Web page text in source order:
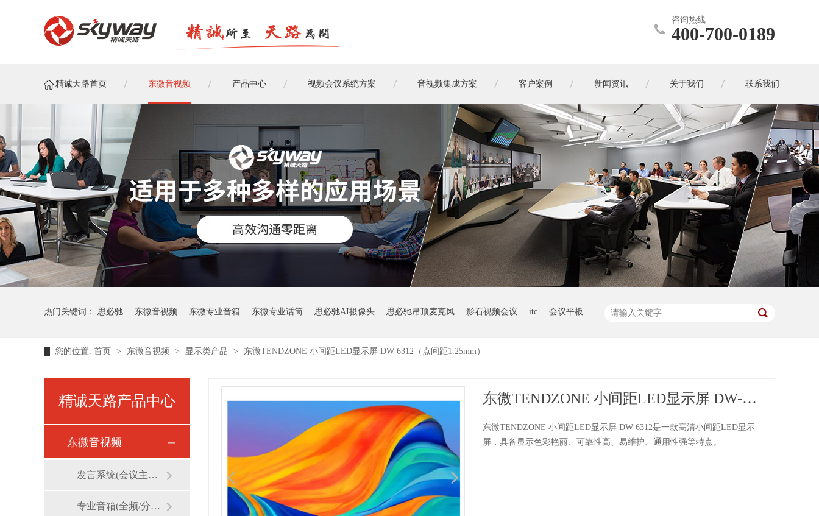
咨询热线
400-700-0189
精诚天路首页 东微音视频 产品中心 视频会议系统方案 音视频集成方案 客户案例 新闻资讯 关于我们 联系我们
热门关键词： 思必驰 东微音视频 东微专业音箱 东微专业话筒 思必驰AI摄像头 思必驰吊顶麦克风 影石视频会议 itc 会议平板
您的位置: 首页 > 东微音视频 > 显示类产品 > 东微TENDZONE 小间距LED显示屏 DW-6312（点间距1.25mm）
精诚天路产品中心
东微音视频
发言系统(会议主机/话筒/麦克风)
专业音箱(全频/分频/线阵)
东微TENDZONE 小间距LED显示屏 DW-6312（点间距1.25mm）
东微TENDZONE 小间距LED显示屏 DW-6312是一款高清小间距LED显示
屏，具备显示色彩艳丽、可靠性高、易维护、通用性强等特点。